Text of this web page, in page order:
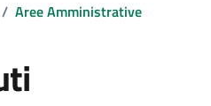
/ Aree Amministrative